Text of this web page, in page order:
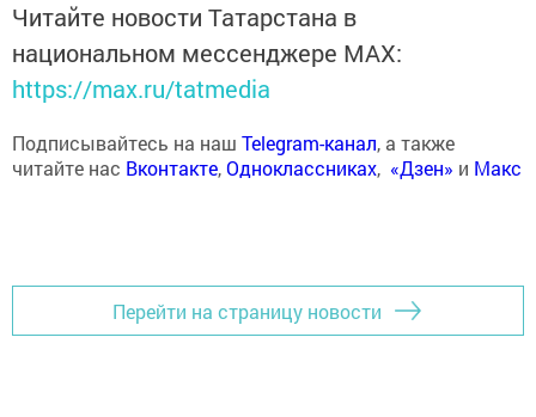
Читайте новости Татарстана в
национальном мессенджере MАХ:
https://max.ru/tatmedia
Подписывайтесь на наш Telegram-канал, а также
читайте нас Вконтакте,Одноклассниках, «Дзен» и Макс
Перейти на страницу новости